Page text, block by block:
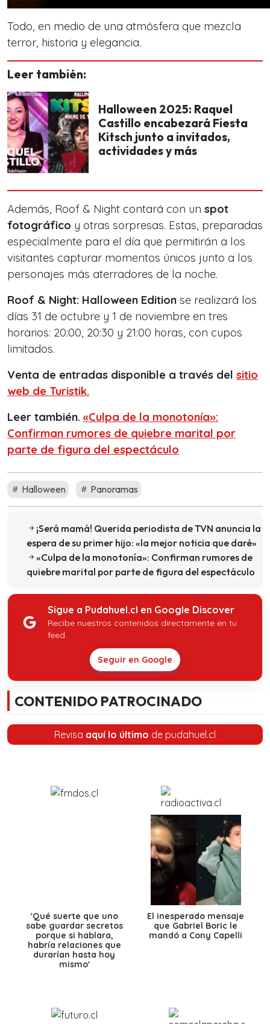
Todo, en medio de una atmósfera que mezcla
terror, historia y elegancia.
Leer también:
Halloween 2025: Raquel
Castillo encabezará Fiesta
Kitsch junto a invitados,
actividades y más
Además, Roof & Night contará con un spot
fotográfico y otras sorpresas. Estas, preparadas
especialmente para el día que permitirán a los
visitantes capturar momentos únicos junto a los
personajes más aterradores de la noche.
Roof & Night: Halloween Edition se realizará los
días 31 de octubre y 1 de noviembre en tres
horarios: 20:00, 20:30 y 21:00 horas, con cupos
limitados.
Venta de entradas disponible a través del sitio
web de Turistik.
Leer también. «Culpa de la monotonía»:
Confirman rumores de quiebre marital por
parte de figura del espectáculo
Halloween Panoramas
¡Será mamá! Querida periodista de TVN anuncia la
espera de su primer hijo: «la mejor noticia que daré»
«Culpa de la monotonía»: Confirman rumores de
quiebre marital por parte de figura del espectáculo
Sigue a Pudahuel.cl en Google Discover
Recibe nuestros contenidos directamente en tu
feed.
Seguir en Google
CONTENIDO PATROCINADO
Revisa aquí lo último de pudahuel.cl
'Qué suerte que uno
sabe guardar secretos
porque si hablara,
habría relaciones que
durarían hasta hoy
mismo'
El inesperado mensaje
que Gabriel Boric le
mandó a Cony Capelli